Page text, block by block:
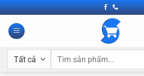
Bỏ
qua
nội
Tìm